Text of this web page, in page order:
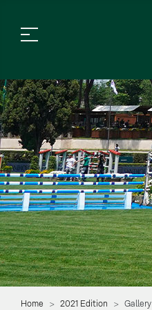
Home 2021 Edition Gallery